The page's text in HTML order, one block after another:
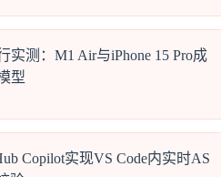
实测：M1 Air与iPhone 15 Pro成
型
Copilot实现VS Code内实时AS